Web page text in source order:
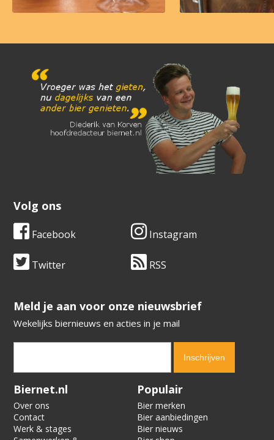
Volg ons
Facebook Instagram
Twitter RSS
​​​​​​​Meld je aan voor onze nieuwsbrief
Wekelijks biernieuws en acties in je mail
Verification code:
Biernet.nl
Over ons
Contact
Werk & stages
Populair
Bier merken
Bier aanbiedingen
Bier nieuws